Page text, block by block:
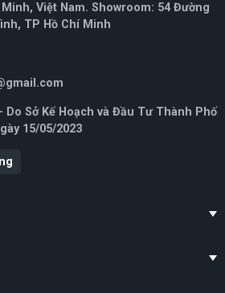
Việt Nam. Showroom: 54 Đường
TP Hồ Chí Minh
Do Sở Kế Hoạch và Đầu Tư Thành Phố
15/05/2023